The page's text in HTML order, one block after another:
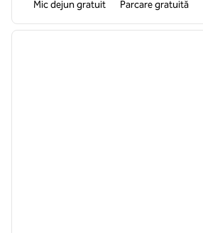
Mic dejun gratuit Parcare gratuită
1 din 12